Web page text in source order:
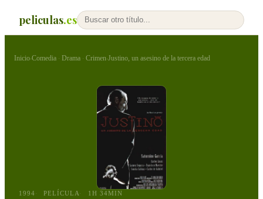
peliculas.es
Inicio›Comedia · Drama · Crimen›Justino, un asesino de la tercera edad
1994 PELÍCULA 1H 34MIN